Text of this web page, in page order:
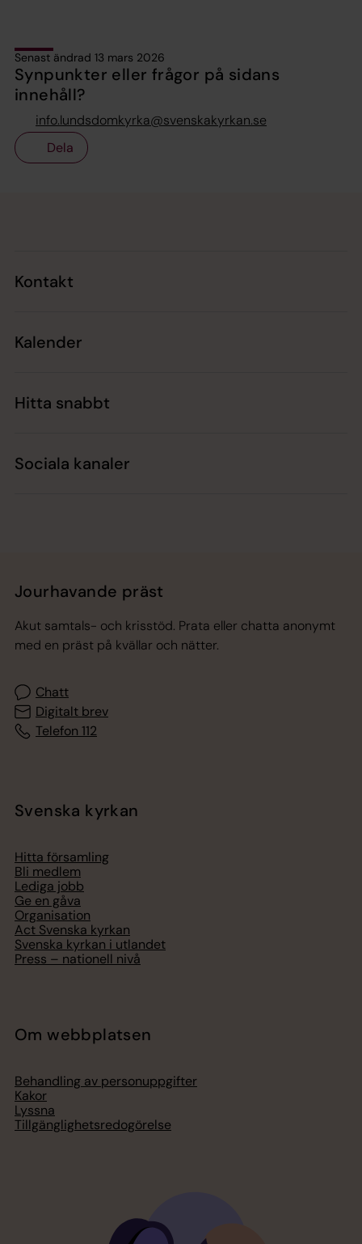
Senast ändrad 13 mars 2026
Synpunkter eller frågor på sidans
innehåll?
info.lundsdomkyrka@svenskakyrkan.se
Dela
Kontakt
Kalender
Hitta snabbt
Sociala kanaler
Jourhavande präst
Akut samtals- och krisstöd. Prata eller chatta anonymt
med en präst på kvällar och nätter.
Chatt
Digitalt brev
Telefon 112
Svenska kyrkan
Hitta församling
Bli medlem
Lediga jobb
Ge en gåva
Organisation
Act Svenska kyrkan
Svenska kyrkan i utlandet
Press – nationell nivå
Om webbplatsen
Behandling av personuppgifter
Kakor
Lyssna
Tillgänglighetsredogörelse